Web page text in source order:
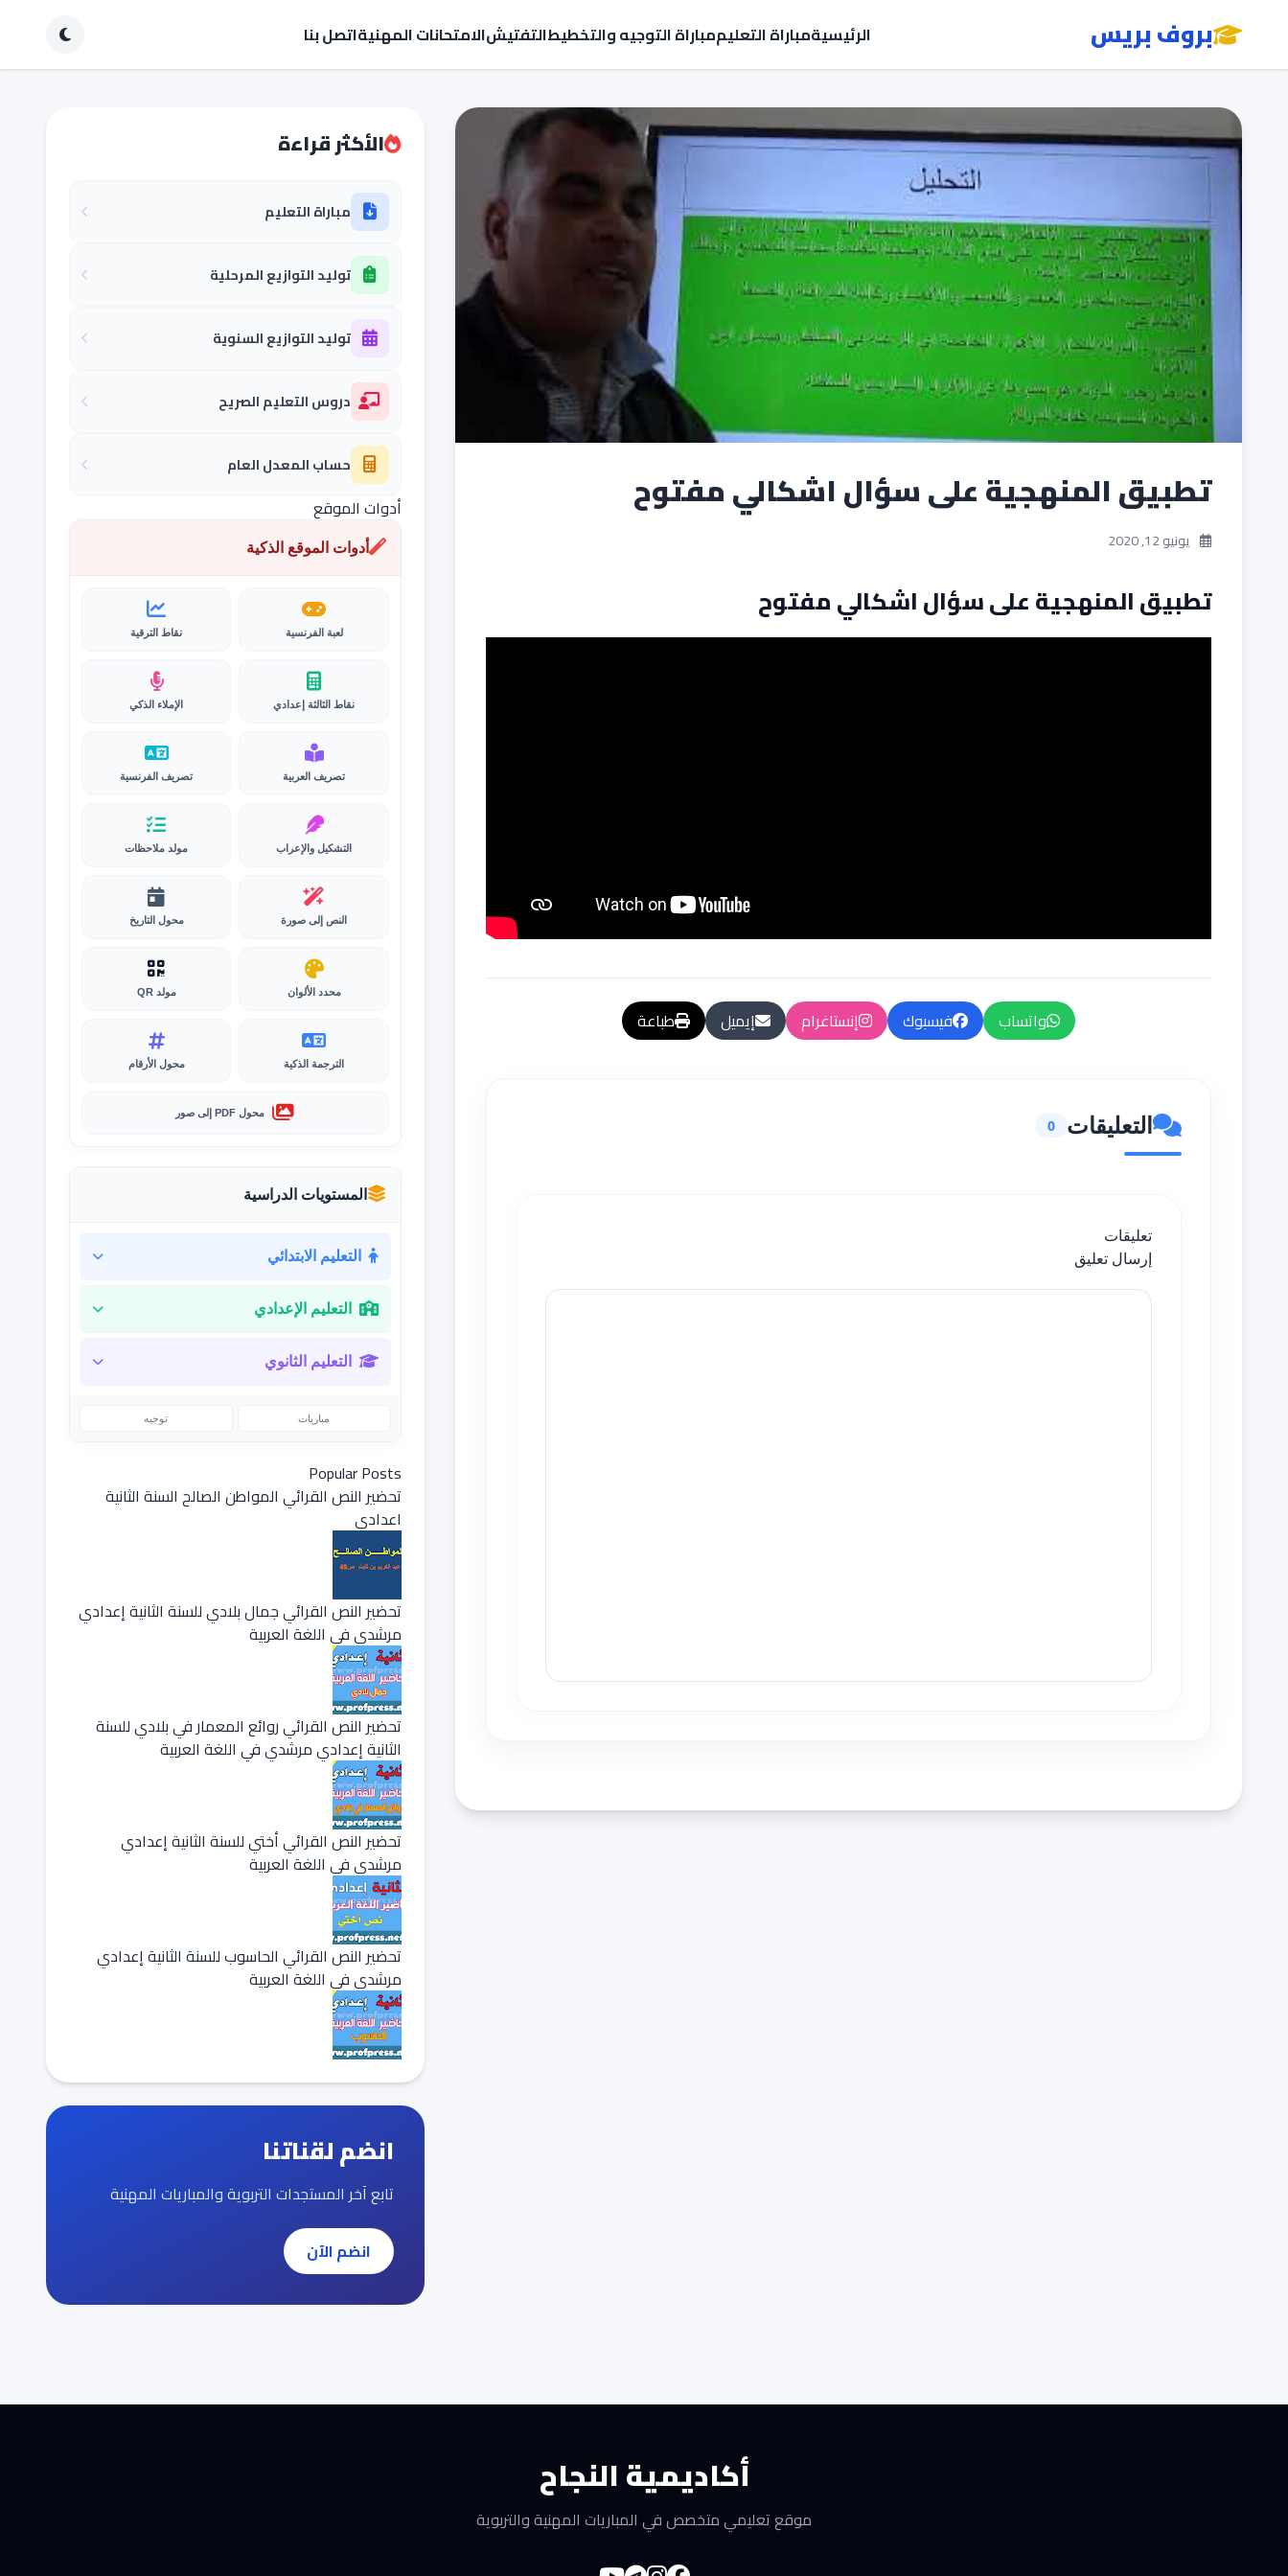
بروف بريس الرئيسيةمباراة التعليممباراة التوجيه والتخطيطالتفتيشالامتحانات المهنيةاتصل بنا
تطبيق المنهجية على سؤال اشكالي مفتوح
يونيو 12, 2020
تطبيق المنهجية على سؤال اشكالي مفتوح
واتساب فيسبوك إنستاغرام إيميل طباعة
التعليقات 0
تعليقات
إرسال تعليق
الأكثر قراءة
مباراة التعليم
توليد التوازيع المرحلية
توليد التوازيع السنوية
دروس التعليم الصريح
حساب المعدل العام
أدوات الموقع
أدوات الموقع الذكية
لعبة الفرنسية نقاط الترقية
نقاط الثالثة إعدادي الإملاء الذكي
تصريف العربية تصريف الفرنسية
التشكيل والإعراب مولد ملاحظات
النص إلى صورة محول التاريخ
محدد الألوان مولد QR
الترجمة الذكية محول الأرقام
محول PDF إلى صور
المستويات الدراسية
التعليم الابتدائي
التعليم الإعدادي
التعليم الثانوي
مباريات توجيه
Popular Posts
تحضير النص القرائي المواطن الصالح السنة الثانية
اعدادي
تحضير النص القرائي جمال بلادي للسنة الثانية إعدادي
مرشدي في اللغة العربية
تحضير النص القرائي روائع المعمار في بلادي للسنة
الثانية إعدادي مرشدي في اللغة العربية
تحضير النص القرائي أختي للسنة الثانية إعدادي
مرشدي في اللغة العربية
تحضير النص القرائي الحاسوب للسنة الثانية إعدادي
مرشدي في اللغة العربية
انضم لقناتنا
تابع آخر المستجدات التربوية والمباريات المهنية
انضم الآن
أكاديمية النجاح
موقع تعليمي متخصص في المباريات المهنية والتربوية